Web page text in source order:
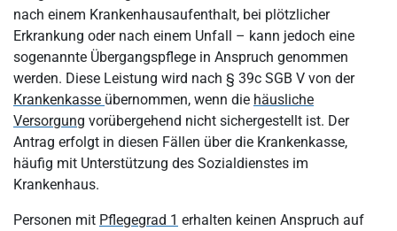
nach einem Krankenhausaufenthalt, bei plötzlicher
Erkrankung oder nach einem Unfall – kann jedoch eine
sogenannte Übergangspflege in Anspruch genommen
werden. Diese Leistung wird nach § 39c SGB V von der
Krankenkasse übernommen, wenn die häusliche
Versorgung vorübergehend nicht sichergestellt ist. Der
Antrag erfolgt in diesen Fällen über die Krankenkasse,
häufig mit Unterstützung des Sozialdienstes im
Krankenhaus.
Personen mit Pflegegrad 1 erhalten keinen Anspruch auf